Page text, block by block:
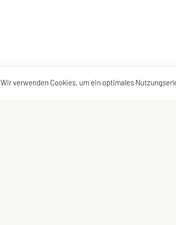
Wir verwenden Cookies, um ein optimales